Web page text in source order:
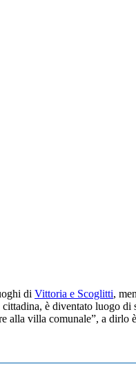
di Vittoria e Scoglitti,
è diventato luogo di
villa comunale”, a dirlo